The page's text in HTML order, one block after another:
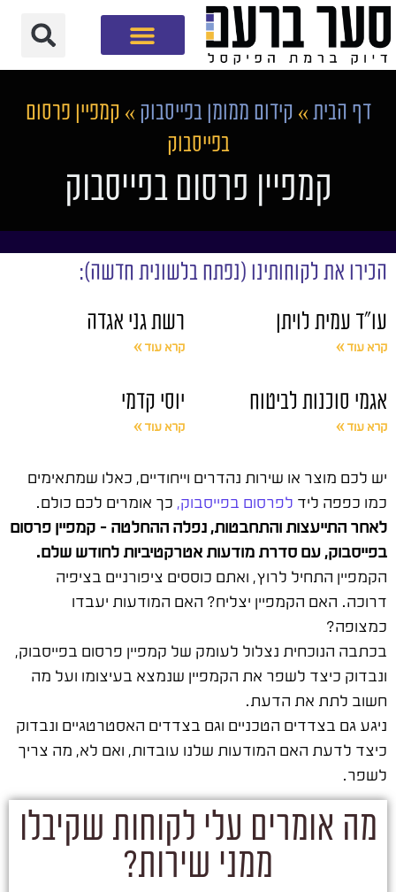
דף הבית » קידום ממומן בפייסבוק » קמפיין פרסום
בפייסבוק
קמפיין פרסום בפייסבוק
הכירו את לקוחותינו (נפתח בלשונית חדשה):
עו"ד עמית לויתן
קרא עוד »
רשת גני אגדה
קרא עוד »
אגמי סוכנות לביטוח
קרא עוד »
יוסי קדמי
קרא עוד »
יש לכם מוצר או שירות נהדרים וייחודיים, כאלו שמתאימים
כמו כפפה ליד לפרסום בפייסבוק, כך אומרים לכם כולם.
לאחר התייעצות והתחבטות, נפלה ההחלטה – קמפיין פרסום
בפייסבוק, עם סדרת מודעות אטרקטיביות לחודש שלם.
הקמפיין התחיל לרוץ, ואתם כוססים ציפורניים בציפיה
דרוכה. האם הקמפיין יצליח? האם המודעות יעבדו
כמצופה?
בכתבה הנוכחית נצלול לעומק של קמפיין פרסום בפייסבוק,
ונבדוק כיצד לשפר את הקמפיין שנמצא בעיצומו ועל מה
חשוב לתת את הדעת.
ניגע גם בצדדים הטכניים וגם בצדדים האסטרטגיים ונבדוק
כיצד לדעת האם המודעות שלנו עובדות, ואם לא, מה צריך
לשפר.
מה אומרים עלי לקוחות שקיבלו
ממני שירות?